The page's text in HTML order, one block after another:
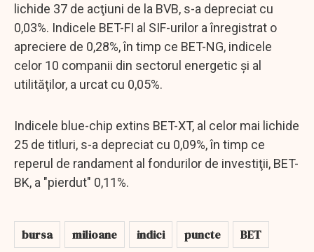
lichide 37 de acţiuni de la BVB, s-a depreciat cu
0,03%. Indicele BET-FI al SIF-urilor a înregistrat o
apreciere de 0,28%, în timp ce BET-NG, indicele
celor 10 companii din sectorul energetic şi al
utilităţilor, a urcat cu 0,05%.
Indicele blue-chip extins BET-XT, al celor mai lichide
25 de titluri, s-a depreciat cu 0,09%, în timp ce
reperul de randament al fondurilor de investiţii, BET-
BK, a "pierdut" 0,11%.
bursa milioane indici puncte
BET